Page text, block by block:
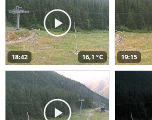
18:42 16,1 °C 19:15